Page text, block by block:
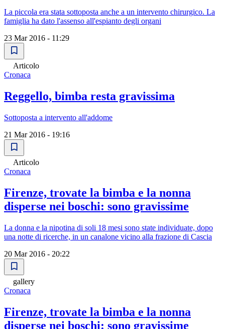
La piccola era stata sottoposta anche a un intervento chirurgico. La
famiglia ha dato l'assenso all'espianto degli organi
23 Mar 2016 - 11:29
Articolo
Cronaca
Reggello, bimba resta gravissima
Sottoposta a intervento all'addome
21 Mar 2016 - 19:16
Articolo
Cronaca
Firenze, trovate la bimba e la nonna
disperse nei boschi: sono gravissime
La donna e la nipotina di soli 18 mesi sono state individuate, dopo
una notte di ricerche, in un canalone vicino alla frazione di Cascia
20 Mar 2016 - 20:22
gallery
Cronaca
Firenze, trovate la bimba e la nonna
disperse nei boschi: sono gravissime